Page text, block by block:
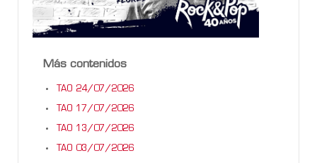
Más contenidos
TAO 24/07/2026
TAO 17/07/2026
TAO 13/07/2026
TAO 03/07/2026